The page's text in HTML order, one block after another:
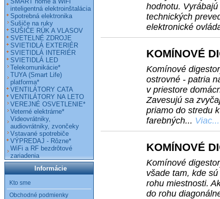
hodnotu.
technických
elektronické
KOMÍNOVÉ
Komínové
ostrovné - patria
v priestore
Zavesujú sa
priamo do stredu
farebných... Viac...
KOMÍNOVÉ
Komínové
všade tam, kde
rohu miestnosti.
do rohu
inteligentná elektroinštalácia
Spotrebná elektronika
Sušiče na ruky
SUŠIČE RÚK A VLASOV
SVETELNÉ ZDROJE
SVIETIDLÁ EXTERIÉR
SVIETIDLÁ INTERIÉR
SVIETIDLÁ LED
Telekomunikácie*
TUYA (Smart Life)
platforma*
VENTILÁTORY CATA
VENTILÁTORY NA LETO
VEREJNÉ OSVETLENIE*
Veterné elektrárne*
Videovrátniky,
audiovrátniky, zvončeky
Vstavané spotrebiče
VÝPREDAJ - Rôzne*
WiFi a RF bezdrôtové
zariadenia
Informácie
Kto sme
Obchodné podmienky